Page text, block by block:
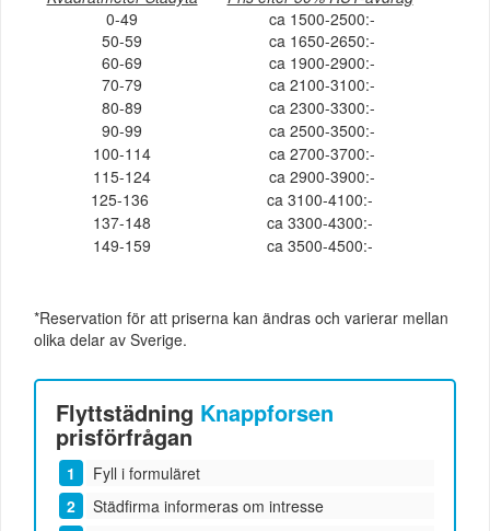
0-49
ca 1500-2500:-
50-59
ca 1650-2650:-
60-69
ca 1900-2900:-
70-79
ca 2100-3100:-
80-89
ca 2300-3300:-
90-99
ca 2500-3500:-
100-114
ca 2700-3700:-
115-124
ca 2900-3900:-
125-136
ca 3100-4100:-
137-148
ca 3300-4300:-
149-159
ca 3500-4500:-
*Reservation för att priserna kan ändras och varierar mellan
olika delar av Sverige.
Flyttstädning Knappforsen
prisförfrågan
Fyll i formuläret
Städfirma informeras om intresse